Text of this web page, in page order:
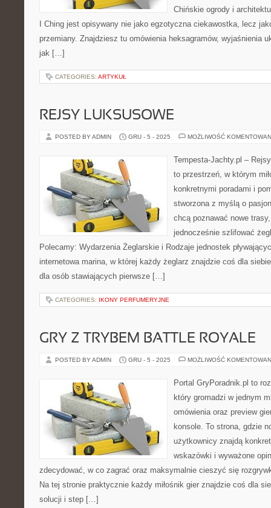
Chińskie ogrody i
I Ching jest opisywany nie jako egzotyczna ciekawostka, lecz
przemiany. Znajdziesz tu omówienia heksagramów, wyjaśnienia
jak […]
CATEGORIES: ARTYKUŁ
REJSY LUKSUSOWE
POSTED BY ADMIN GRU - 5 - 2025 MOŻLIWOŚĆ
Tempesta-Jachty.pl –
to przestrzeń, w którym
konkretnymi poradami i
stworzona z myślą o
chcą poznawać nowe
jednocześnie szlifować
Polecamy: Wydarzenia Żeglarskie i Rodzaje jednostek
internetowa marina, w której każdy żeglarz znajdzie coś dla
dla osób stawiających pierwsze […]
CATEGORIES: IKONY PERFUMERYJNE
GRY Z TRYBEM BATTLE ROYALE
POSTED BY ADMIN GRU - 5 - 2025 MOŻLIWOŚĆ
Portal GryPoradnik.pl to
który gromadzi w jednym
omówienia oraz preview
konsole. To strona, gdzie
użytkownicy znajdą
wskazówki i wyważone
zdecydować, w co zagrać oraz maksymalnie cieszyć się
Na tej stronie praktycznie każdy miłośnik gier znajdzie coś dla
solucji i step […]